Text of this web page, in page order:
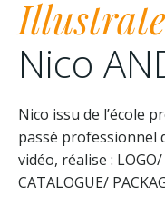
Nico
Nico issu de l’école
passé professionnel
vidéo, réalise :
CATALOGUE/